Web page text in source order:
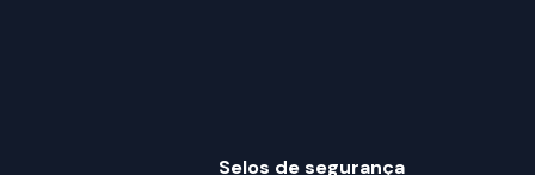
Selos de segurança